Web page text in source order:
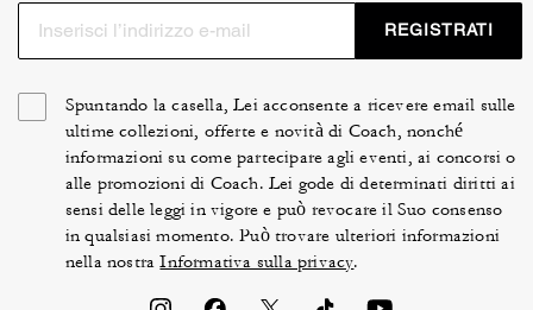
REGISTRATI
Spuntando la casella, Lei acconsente a ricevere email sulle
ultime collezioni, offerte e novità di Coach, nonché
informazioni su come partecipare agli eventi, ai concorsi o
alle promozioni di Coach. Lei gode di determinati diritti ai
sensi delle leggi in vigore e può revocare il Suo consenso
in qualsiasi momento. Può trovare ulteriori informazioni
nella nostraInformativa sulla privacy.